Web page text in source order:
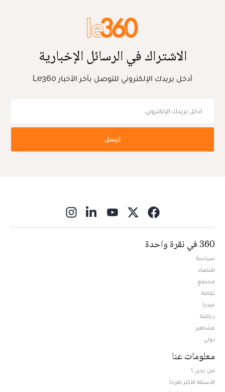
الاشتراك في الرسائل الإخبارية
أدخل بريدك الإلكتروني للتوصل بآخر الأخبار Le360
أرسل
360 في نقرة واحدة
سياسة
اقتصاد
مجتمع
ثقافة
ميديا
رياضة
مشاهير
دولي
معلومات عنا
من نحن ؟
الأسئلة الأكثر طرحا